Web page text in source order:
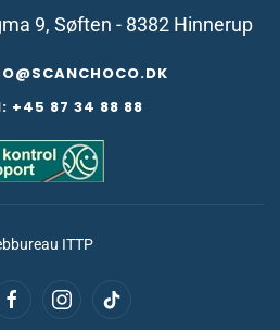
9, Søften - 8382 Hinnerup
+45 87 34 88 88
ITTP